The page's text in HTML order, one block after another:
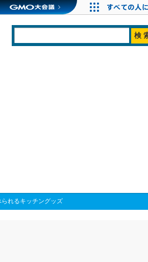
れるキッチングッズ